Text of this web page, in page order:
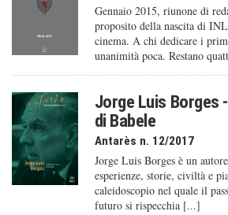
Gennaio 2015, riunone di
proposito della nascita di
cinema. A chi dedicare i
unanimità poca. Restano
Jorge Luis Borges
di Babele
Antarès n. 12/2017
Jorge Luis Borges è un
esperienze, storie, civiltà e
caleido­scopio nel quale il
futuro si rispecchia [...]